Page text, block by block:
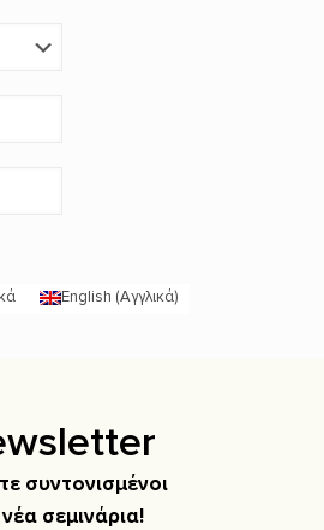
συντονισμένοι
σεμινάρια!
English (Αγγλικά)